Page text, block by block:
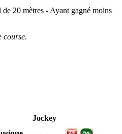
20 mètres - Ayant gagné moins
course.
Jockey